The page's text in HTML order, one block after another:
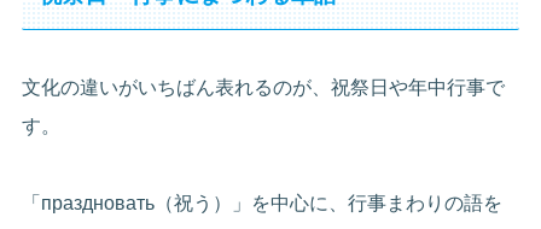
文化の違いがいちばん表れるのが、祝祭日や年中行事で
す。
「праздновать（祝う）」を中心に、行事まわりの語を